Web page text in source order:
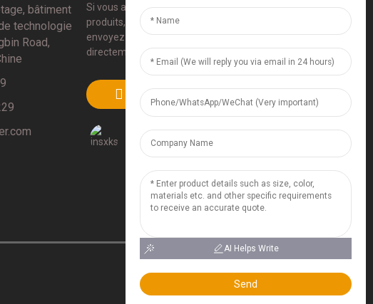
bâtiment
technologie
Road,
Si vous avez des questions sur nos
produits, veuillez utiliser nos coordonnées,
envoyez-nous un e-mail ou appelez-nous
directement.
SOUMETTRE
AI Helps Write
Send